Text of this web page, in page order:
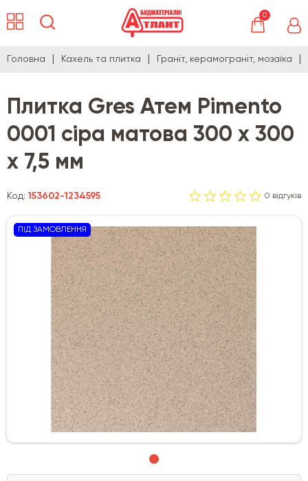
0
Головна Кахель та плитка Граніт, керамограніт, мозаїка
Плитка Gres Атем Pimento
0001 сіра матова 300 х 300
х 7,5 мм
Код:153602-1234595 0 відгуків
ПІД ЗАМОВЛЕННЯ